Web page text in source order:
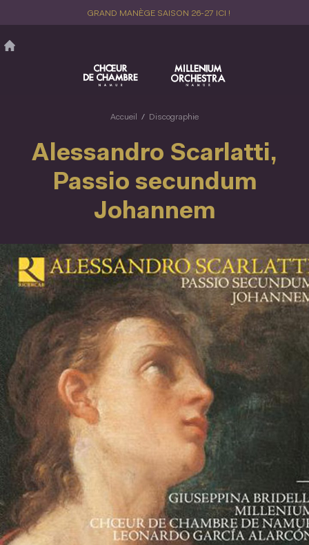
principal
GRAND MANÈGE SAISON 26-27 ICI !
Accueil Discographie
Alessandro Scarlatti,
Passio secundum
Johannem